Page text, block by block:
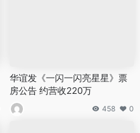
华谊发《一闪一闪亮星星》票
房公告 约营收220万
458 0